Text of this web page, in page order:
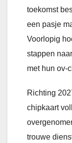
toekomst
een pasje
Voorlopig
stappen
met hun ov-
Richting
chipkaart
trouwe